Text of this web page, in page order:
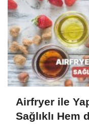
Airfryer ile
Sağlıklı Hem